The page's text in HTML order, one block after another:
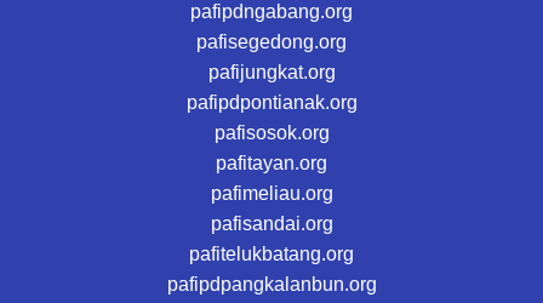
pafipdngabang.org
pafisegedong.org
pafijungkat.org
pafipdpontianak.org
pafisosok.org
pafitayan.org
pafimeliau.org
pafisandai.org
pafitelukbatang.org
pafipdpangkalanbun.org